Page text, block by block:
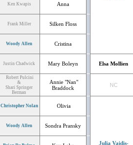
Ken Kwapis Anna
Frank Miller Silken Floss
Woody Allen Cristina
Justin Chadwick Mary Boleyn Elsa Mollien
Robert Pulcini
&
Shari Springer
Berman
Annie "Nan"
Braddock
NC
Christopher Nolan Olivia
Julia Vaidis-
Woody Allen Sondra Pransky